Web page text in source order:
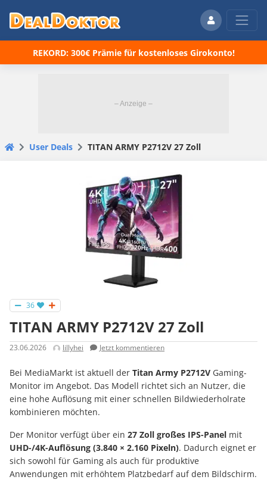
REKORD: 300€ Prämie für kostenloses Girokonto!
User Deals TITAN ARMY P2712V 27 Zoll
36
TITAN ARMY P2712V 27 Zoll
23.06.2026 lillyhei Jetzt kommentieren
Bei MediaMarkt ist aktuell der Titan Army P2712V Gaming-
Monitor im Angebot. Das Modell richtet sich an Nutzer, die
eine hohe Auflösung mit einer schnellen Bildwiederholrate
kombinieren möchten.
Der Monitor verfügt über ein 27 Zoll großes IPS-Panel mit
UHD-/4K-Auflösung (3.840 × 2.160 Pixeln). Dadurch eignet er
sich sowohl für Gaming als auch für produktive
Anwendungen mit erhöhtem Platzbedarf auf dem Bildschirm.